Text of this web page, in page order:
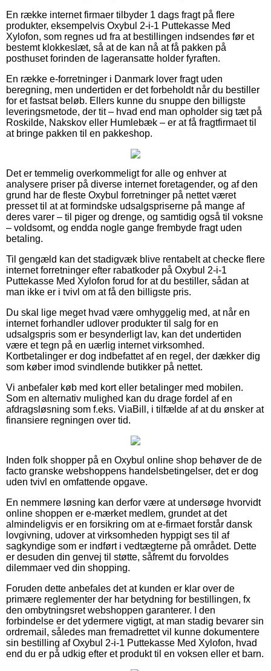
En række internet firmaer tilbyder 1 dags fragt på flere
produkter, eksempelvis Oxybul 2-i-1 Puttekasse Med
Xylofon, som regnes ud fra at bestillingen indsendes før et
bestemt klokkeslæt, så at de kan nå at få pakken på
posthuset forinden de lageransatte holder fyraften.
En række e-forretninger i Danmark lover fragt uden
beregning, men undertiden er det forbeholdt når du bestiller
for et fastsat beløb. Ellers kunne du snuppe den billigste
leveringsmetode, der tit – hvad end man opholder sig tæt på
Roskilde, Nakskov eller Humlebæk – er at få fragtfirmaet til
at bringe pakken til en pakkeshop.
Det er temmelig overkommeligt for alle og enhver at
analysere priser på diverse internet foretagender, og af den
grund har de fleste Oxybul forretninger på nettet været
presset til at at formindske udsalgspriserne på mange af
deres varer – til piger og drenge, og samtidig også til voksne
– voldsomt, og endda nogle gange frembyde fragt uden
betaling.
Til gengæld kan det stadigvæk blive rentabelt at checke flere
internet forretninger efter rabatkoder på Oxybul 2-i-1
Puttekasse Med Xylofon forud for at du bestiller, sådan at
man ikke er i tvivl om at få den billigste pris.
Du skal lige meget hvad være omhyggelig med, at når en
internet forhandler udlover produkter til salg for en
udsalgspris som er besynderligt lav, kan det undertiden
være et tegn på en uærlig internet virksomhed.
Kortbetalinger er dog indbefattet af en regel, der dækker dig
som køber imod svindlende butikker på nettet.
Vi anbefaler køb med kort eller betalinger med mobilen.
Som en alternativ mulighed kan du drage fordel af en
afdragsløsning som f.eks. ViaBill, i tilfælde af at du ønsker at
finansiere regningen over tid.
Inden folk shopper på en Oxybul online shop behøver de de
facto granske webshoppens handelsbetingelser, det er dog
uden tvivl en omfattende opgave.
En nemmere løsning kan derfor være at undersøge hvorvidt
online shoppen er e-mærket medlem, grundet at det
almindeligvis er en forsikring om at e-firmaet forstår dansk
lovgivning, udover at virksomheden hyppigt ses til af
sagkyndige som er indført i vedtægterne på området. Dette
er desuden din genvej til støtte, såfremt du forvoldes
dilemmaer ved din shopping.
Foruden dette anbefales det at kunden er klar over de
primære reglementer der har betydning for bestillingen, fx
den ombytningsret webshoppen garanterer. I den
forbindelse er det ydermere vigtigt, at man stadig bevarer sin
ordremail, således man fremadrettet vil kunne dokumentere
sin bestilling af Oxybul 2-i-1 Puttekasse Med Xylofon, hvad
end du er på udkig efter et produkt til en voksen eller et barn.